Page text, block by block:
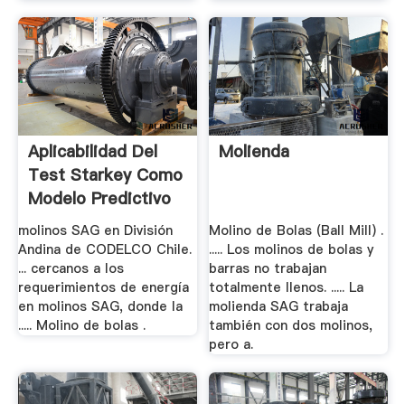
Aplicabilidad Del
Test Starkey Como
Modelo Predictivo
Para El.
molinos SAG en División
Andina de CODELCO Chile.
... cercanos a los
requerimientos de energía
en molinos SAG, donde la
..... Molino de bolas .
Molienda
Molino de Bolas (Ball Mill) .
..... Los molinos de bolas y
barras no trabajan
totalmente llenos. ..... La
molienda SAG trabaja
también con dos molinos,
pero a.